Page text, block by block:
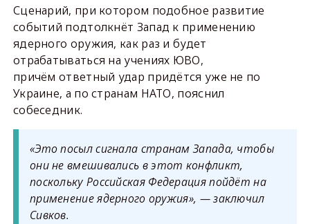
Сценарий, при котором подобное развитие
событий подтолкнёт Запад к применению
ядерного оружия, как раз и будет
отрабатываться на учениях ЮВО,
причём ответный удар придётся уже не по
Украине, а по странам НАТО, пояснил
собеседник.
«Это посыл сигнала странам Запада, чтобы
они не вмешивались в этот конфликт,
поскольку Российская Федерация пойдёт на
применение ядерного оружия», — заключил
Сивков.